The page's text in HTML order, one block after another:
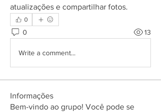
atualizações e compartilhar fotos.
0
0 13
Write a comment...
Informações
Bem-vindo ao grupo! Você pode se